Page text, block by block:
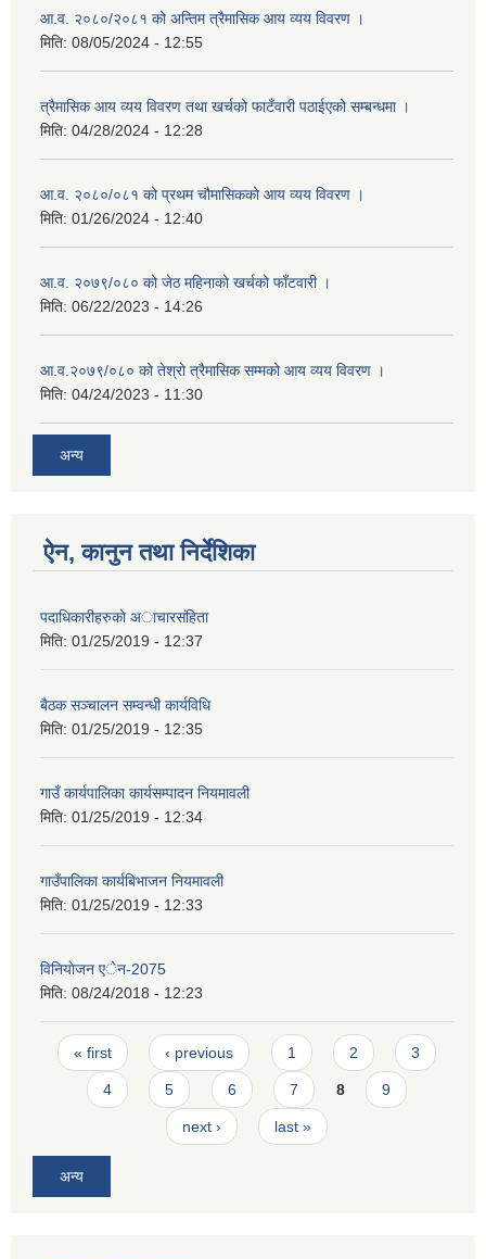
आ.व. २०८०/२०८१ को अन्तिम त्रैमासिक आय व्यय विवरण ।
मिति: 08/05/2024 - 12:55
त्रैमासिक आय व्यय विवरण तथा खर्चको फाटँवारी पठाईएको सम्बन्धमा ।
मिति: 04/28/2024 - 12:28
आ.व. २०८०/०८१ को प्रथम चौमासिकको आय व्यय विवरण ।
मिति: 01/26/2024 - 12:40
आ.व. २०७९/०८० को जेठ महिनाको खर्चको फाँटवारी ।
मिति: 06/22/2023 - 14:26
आ.व.२०७९/०८० को तेश्रो त्रैमासिक सम्मको आय व्यय विवरण ।
मिति: 04/24/2023 - 11:30
अन्य
ऐन, कानुन तथा निर्देशिका
पदाधिकारीहरुकाे अाचारस‌ंहिता
मिति: 01/25/2019 - 12:37
बैठक सञ्चालन सम्वन्धी कार्यविधि
मिति: 01/25/2019 - 12:35
गाउँ कार्यपालिका कार्यसम्पादन नियमावली
मिति: 01/25/2019 - 12:34
गाउँपालिका कार्यबिभाजन नियमावली
मिति: 01/25/2019 - 12:33
विनियाेजन एेन-2075
मिति: 08/24/2018 - 12:23
Pages
« first ‹ previous 1 2 3
4 5 6 7 8 9
next › last »
अन्य